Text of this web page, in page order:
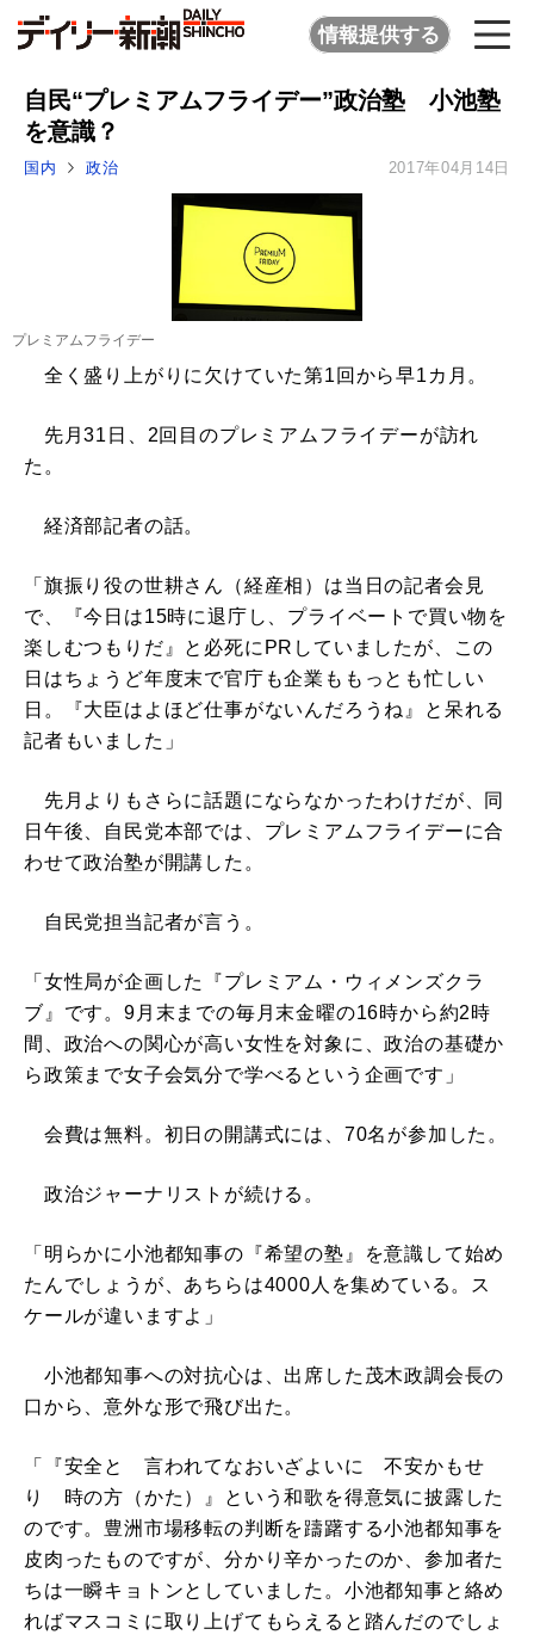
情報提供する
自民“プレミアムフライデー”政治塾 小池塾
を意識？
国内 政治 2017年04月14日
プレミアムフライデー
全く盛り上がりに欠けていた第1回から早1カ月。
先月31日、2回目のプレミアムフライデーが訪れ
た。
経済部記者の話。
「旗振り役の世耕さん（経産相）は当日の記者会見
で、『今日は15時に退庁し、プライベートで買い物を
楽しむつもりだ』と必死にPRしていましたが、この
日はちょうど年度末で官庁も企業ももっとも忙しい
日。『大臣はよほど仕事がないんだろうね』と呆れる
記者もいました」
先月よりもさらに話題にならなかったわけだが、同
日午後、自民党本部では、プレミアムフライデーに合
わせて政治塾が開講した。
自民党担当記者が言う。
「女性局が企画した『プレミアム・ウィメンズクラ
ブ』です。9月末までの毎月末金曜の16時から約2時
間、政治への関心が高い女性を対象に、政治の基礎か
ら政策まで女子会気分で学べるという企画です」
会費は無料。初日の開講式には、70名が参加した。
政治ジャーナリストが続ける。
「明らかに小池都知事の『希望の塾』を意識して始め
たんでしょうが、あちらは4000人を集めている。ス
ケールが違いますよ」
小池都知事への対抗心は、出席した茂木政調会長の
口から、意外な形で飛び出た。
「『安全と 言われてなおいざよいに 不安かもせ
り 時の方（かた）』という和歌を得意気に披露した
のです。豊洲市場移転の判断を躊躇する小池都知事を
皮肉ったものですが、分かり辛かったのか、参加者た
ちは一瞬キョトンとしていました。小池都知事と絡め
ればマスコミに取り上げてもらえると踏んだのでしょ